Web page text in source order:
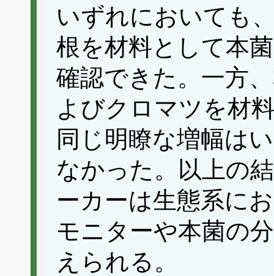
いずれにおいても
根を材料として本
確認できた。一方
よびクロマツを材
同じ明瞭な増幅は
なかった。以上の
ーカーは生態系に
モニターや本菌の
えられる。